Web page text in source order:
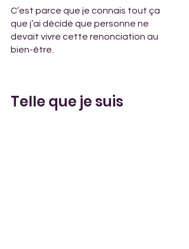
C’est parce que je connais tout ça
que j’ai décidé que personne ne
devait vivre cette renonciation au
bien-être.
Telle que je suis